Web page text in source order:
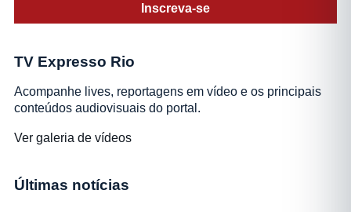
Inscreva-se
TV Expresso Rio
Acompanhe lives, reportagens em vídeo e os principais
conteúdos audiovisuais do portal.
Ver galeria de vídeos
Últimas notícias